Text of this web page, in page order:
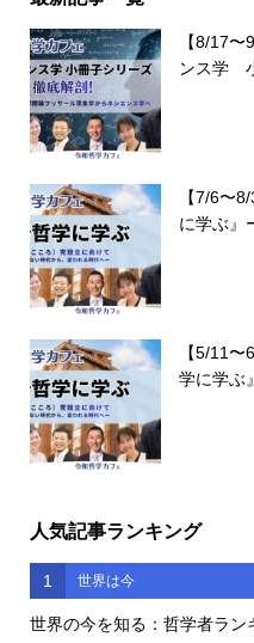
【8/17
ンス学
【7/6〜
に学ぶ』
【5/11
学に学ぶ
人気記事ランキング
1 世界は今
世界の今を知る：哲学者ラン